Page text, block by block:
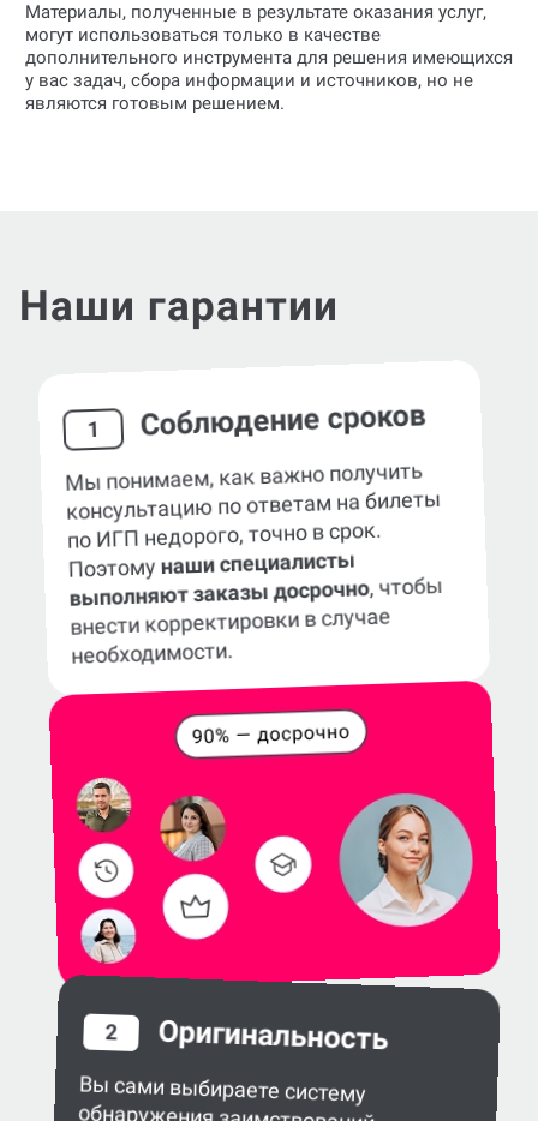
Материалы, полученные в результате оказания услуг,
могут использоваться только в качестве
дополнительного инструмента для решения имеющихся
у вас задач, сбора информации и источников, но не
являются готовым решением.
Наши гарантии
1 Соблюдение сроков
Мы понимаем, как важно получить
консультацию по ответам на билеты
по ИГП недорого, точно в срок.
Поэтомунаши специалисты
выполняют заказы досрочно, чтобы
внести корректировки в случае
необходимости.
2 Оригинальность
Вы сами выбираете систему
обнаружения заимствований
в работе — eTXT, «Антиплагиат»